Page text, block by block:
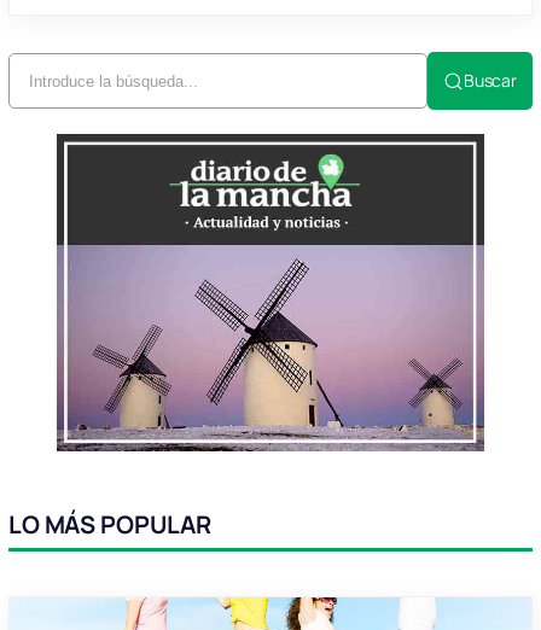
Buscar
LO MÁS POPULAR